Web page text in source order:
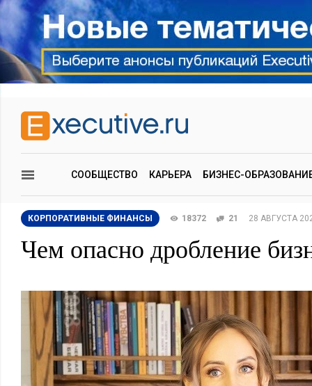
СООБЩЕСТВО КАРЬЕРА БИЗНЕС-
КОРПОРАТИВНЫЕ ФИНАНСЫ 18372 21 28 АВГУСТА
Чем опасно дробление